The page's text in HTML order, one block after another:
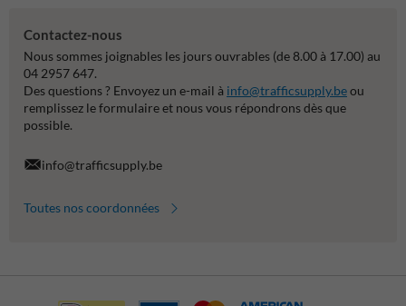
Contactez-nous
Nous sommes joignables les jours ouvrables (de 8.00 à 17.00) au
04 2957 647.
Des questions ? Envoyez un e-mail à info@trafficsupply.beou
remplissez le formulaire et nous vous répondrons dès que
possible.
info@trafficsupply.be
Toutes nos coordonnées